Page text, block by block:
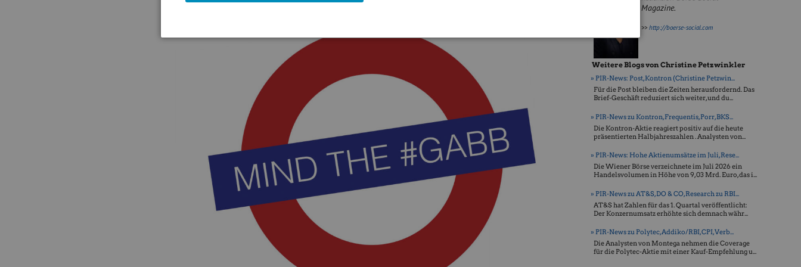
Magazine.
>>http://boerse-social.com
Weitere Blogs von Christine Petzwinkler
» PIR-News: Post, Kontron (Christine Petzwin...
Für die Post bleiben die Zeiten herausfordernd. Das
Brief-Geschäft reduziert sich weiter, und du...
» PIR-News zu Kontron, Frequentis, Porr, BKS...
Die Kontron-Aktie reagiert positiv auf die heute
präsentierten Halbjahreszahlen . Analysten von...
» PIR-News: Hohe Aktienumsätze im Juli, Rese...
Die Wiener Börse verzeichnete im Juli 2026 ein
Handelsvolumen in Höhe von 9,03 Mrd. Euro, das i...
» PIR-News zu AT&S, DO & CO, Research zu RBI...
AT&S hat Zahlen für das 1. Quartal veröffentlicht:
Der Konzernumsatz erhöhte sich demnach währ...
» PIR-News zu Polytec, Addiko/RBI, CPI, Verb...
Die Analysten von Montega nehmen die Coverage
für die Polytec-Aktie mit einer Kauf-Empfehlung u...